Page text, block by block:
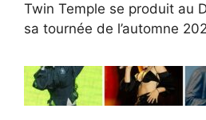
Twin Temple se produit au
sa tournée de l’automne